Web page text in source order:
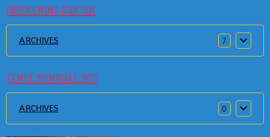
PARCHEMINS D'ANTAN
ARCHIVES 7
TENUE MONDIALE 2011
ARCHIVES 0